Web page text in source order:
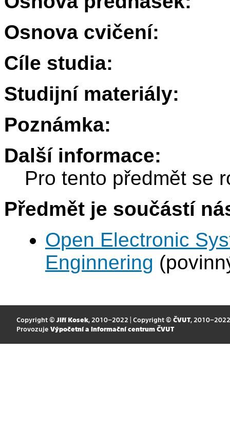
Osnova cvičení:
Cíle studia:
Studijní materiály:
Poznámka:
Další informace:
Pro tento předmět se
Předmět je součástí
Open Electronic
Enginnering
Copyright © Jiří Kosek, 2010–2022 | Copyright © ČVUT, 2010–2022
Provozuje Výpočetní a informační centrum ČVUT